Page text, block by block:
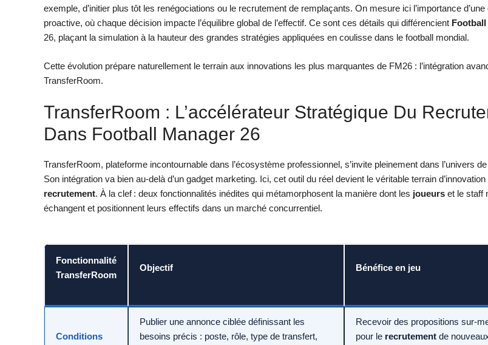
exemple, d’initier plus tôt les renégociations ou le recrutement de remplaçants. On mesure ici l’importance d’une
proactive, où chaque décision impacte l’équilibre global de l’effectif. Ce sont ces détails qui différencient
26, plaçant la simulation à la hauteur des grandes stratégies appliquées en coulisse dans le football mondial.
Cette évolution prépare naturellement le terrain aux innovations les plus marquantes de FM26 : l’intégration
TransferRoom.
TransferRoom : L’accélérateur Stratégique Du
Dans Football Manager 26
TransferRoom, plateforme incontournable dans l’écosystème professionnel, s’invite pleinement dans l’univers
Son intégration va bien au-delà d’un gadget marketing. Ici, cet outil du réel devient le véritable terrain d’innovation
recrutement. À la clef : deux fonctionnalités inédites qui métamorphosent la manière dont les joueurs et le staff
échangent et positionnent leurs effectifs dans un marché concurrentiel.
Fonctionnalité
TransferRoom
Objectif Bénéfice en jeu
Conditions
Publier une annonce ciblée définissant les
besoins précis : poste, rôle, type de transfert,
Recevoir des propositions sur-
pour le recrutement de